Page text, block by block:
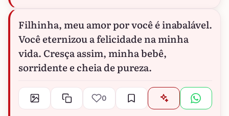
Filhinha, meu amor por você é inabalável.
Você eternizou a felicidade na minha
vida. Cresça assim, minha bebê,
sorridente e cheia de pureza.
0